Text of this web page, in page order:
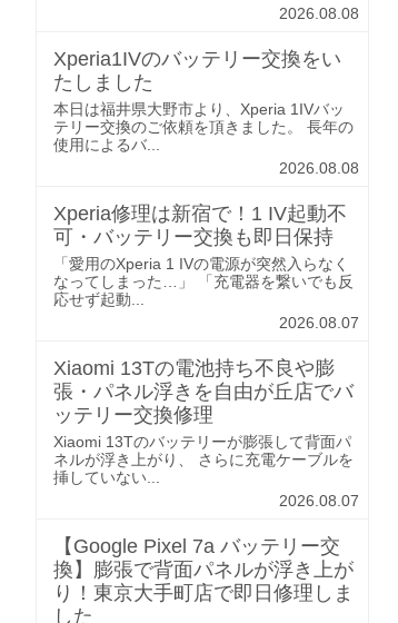
2026.08.08
Xperia1IVのバッテリー交換をい
たしました
本日は福井県大野市より、Xperia 1IVバッ
テリー交換のご依頼を頂きました。 長年の
使用によるバ...
2026.08.08
Xperia修理は新宿で！1 IV起動不
可・バッテリー交換も即日保持
「愛用のXperia 1 IVの電源が突然入らなく
なってしまった…」 「充電器を繋いでも反
応せず起動...
2026.08.07
Xiaomi 13Tの電池持ち不良や膨
張・パネル浮きを自由が丘店でバ
ッテリー交換修理
Xiaomi 13Tのバッテリーが膨張して背面パ
ネルが浮き上がり、 さらに充電ケーブルを
挿していない...
2026.08.07
【Google Pixel 7a バッテリー交
換】膨張で背面パネルが浮き上が
り！東京大手町店で即日修理しま
した